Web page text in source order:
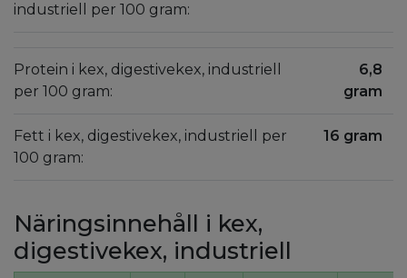
industriell per 100 gram:
Protein i kex, digestivekex, industriell
per 100 gram:
6,8
gram
Fett i kex, digestivekex, industriell per
100 gram:
16 gram
Näringsinnehåll i kex,
digestivekex, industriell